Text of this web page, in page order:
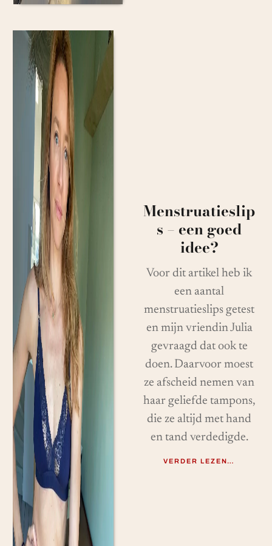
Menstruatieslip
s – een goed
idee?
Voor dit artikel heb ik
een aantal
menstruatieslips getest
en mijn vriendin Julia
gevraagd dat ook te
doen. Daarvoor moest
ze afscheid nemen van
haar geliefde tampons,
die ze altijd met hand
en tand verdedigde.
VERDER LEZEN…